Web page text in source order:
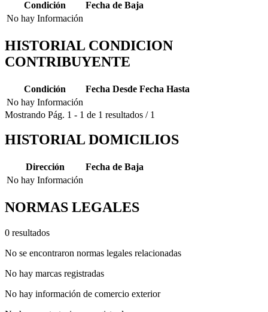
Condición
Fecha de Baja
No hay Información
HISTORIAL CONDICION
CONTRIBUYENTE
Condición Fecha Desde Fecha Hasta
No hay Información
Mostrando Pág. 1 - 1 de 1 resultados / 1
HISTORIAL DOMICILIOS
Dirección
Fecha de Baja
No hay Información
NORMAS LEGALES
0 resultados
No se encontraron normas legales relacionadas
No hay marcas registradas
No hay información de comercio exterior